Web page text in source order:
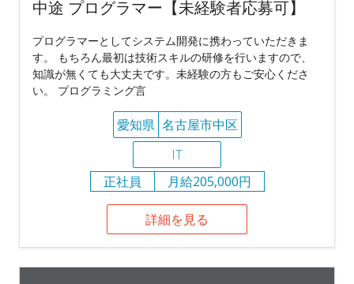
中途 プログラマー【未経験者応募可】
プログラマーとしてシステム開発に携わっていただきま
す。 もちろん最初は技術スキルの研修を行いますので、
知識が無くても大丈夫です。未経験の方もご安心くださ
い。 プログラミング言
愛知県 名古屋市中区
IT
正社員
月給205,000円
詳細を見る